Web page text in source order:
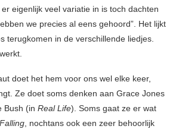
eigenlijk veel variatie in is toch dachten
we precies al eens gehoord”. Het lijkt
terugkomen in de verschillende liedjes.
doet het hem voor ons wel elke keer,
Ze doet soms denken aan Grace Jones
Bush (in Real Life). Soms gaat ze er wat
Falling, nochtans ook een zeer behoorlijk